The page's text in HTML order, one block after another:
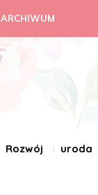
ARCHIWUM
Rozwój uroda